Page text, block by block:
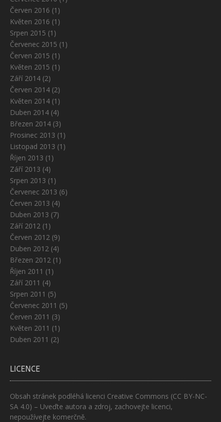
Červen 2016 (1)
Květen 2016 (1)
Srpen 2015 (1)
Červenec 2015 (1)
Červen 2015 (1)
Květen 2015 (1)
Září 2014 (2)
Červen 2014 (2)
Květen 2014 (1)
Duben 2014 (4)
Březen 2014 (3)
Prosinec 2013 (1)
Listopad 2013 (1)
Říjen 2013 (1)
Září 2013 (4)
Srpen 2013 (1)
Červenec 2013 (6)
Červen 2013 (4)
Duben 2013 (7)
Září 2012 (1)
Červen 2012 (9)
Duben 2012 (4)
Březen 2012 (1)
Říjen 2011 (1)
Září 2011 (4)
Srpen 2011 (5)
Červenec 2011 (5)
Červen 2011 (3)
Květen 2011 (1)
Duben 2011 (2)
LICENCE
Obsah stránek podléhá licenci Creative Commons (CC BY-NC-
SA 4.0) – Uveďte autora a zdroj, zachovejte licenci,
nepoužívejte komerčně.